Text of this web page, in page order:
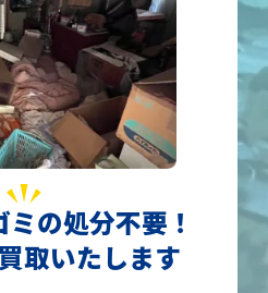
の処分不要！
取いたします